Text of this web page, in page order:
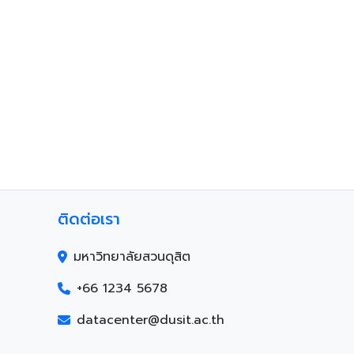
ติดต่อเรา
มหาวิทยาลัยสวนดุสิต
+66 1234 5678
datacenter@dusit.ac.th